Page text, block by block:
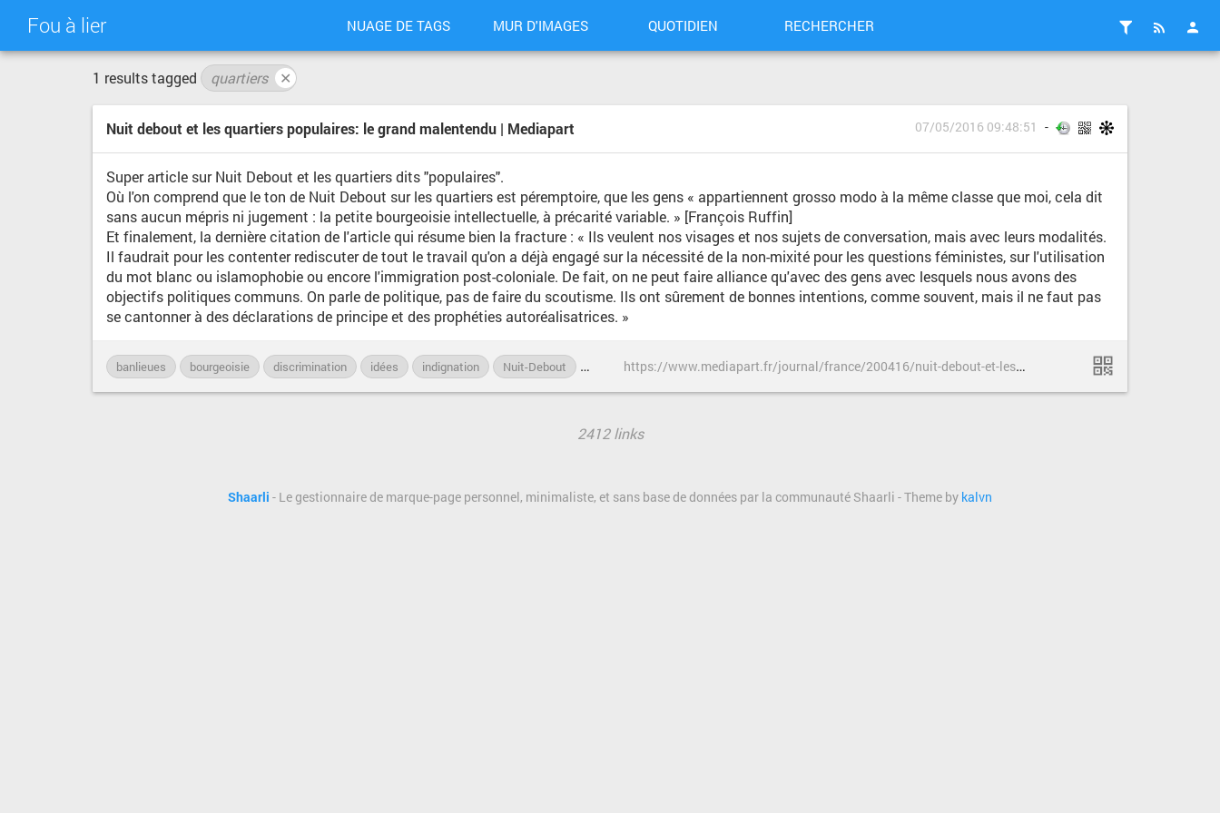
Fou à lier NUAGE DE TAGS MUR D'IMAGES QUOTIDIEN RECHERCHER
1 results tagged quartiers ✕
Nuit debout et les quartiers populaires: le grand malentendu | Mediapart 07/05/2016 09:48:51
Super article sur Nuit Debout et les quartiers dits "populaires".
Où l'on comprend que le ton de Nuit Debout sur les quartiers est péremptoire, que les gens « appartiennent grosso modo à la même classe que moi, cela dit
sans aucun mépris ni jugement : la petite bourgeoisie intellectuelle, à précarité variable. » [François Ruffin]
Et finalement, la dernière citation de l'article qui résume bien la fracture : « Ils veulent nos visages et nos sujets de conversation, mais avec leurs modalités.
Il faudrait pour les contenter rediscuter de tout le travail qu'on a déjà engagé sur la nécessité de la non-mixité pour les questions féministes, sur l'utilisation
du mot blanc ou islamophobie ou encore l'immigration post-coloniale. De fait, on ne peut faire alliance qu'avec des gens avec lesquels nous avons des
objectifs politiques communs. On parle de politique, pas de faire du scoutisme. Ils ont sûrement de bonnes intentions, comme souvent, mais il ne faut pas
se cantonner à des déclarations de principe et des prophéties autoréalisatrices. »
banlieues bourgeoisie discrimination idées indignation Nuit-Debout quartiers révolte h
ttps://www.mediapart.fr/journal/france/200416/nuit-debout-et-les-quartiers-populaires-le-grand-malentendu?onglet=full
2412 links
Shaarli - Le gestionnaire de marque-page personnel, minimaliste, et sans base de données par la communauté Shaarli - Theme by kalvn